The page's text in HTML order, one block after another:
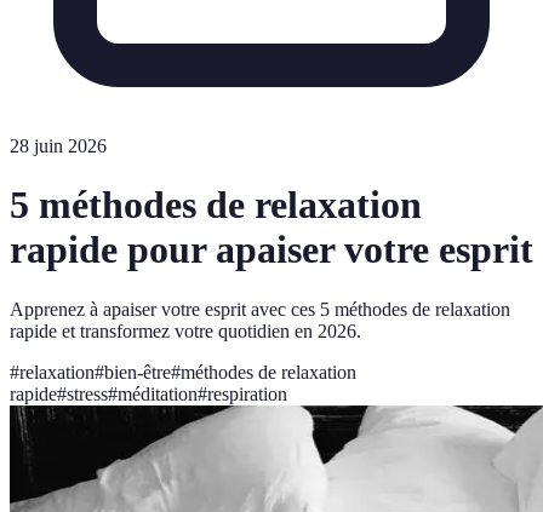
28 juin 2026
5 méthodes de relaxation
rapide pour apaiser votre esprit
Apprenez à apaiser votre esprit avec ces 5 méthodes de relaxation
rapide et transformez votre quotidien en 2026.
#relaxation#bien-être#méthodes de relaxation
rapide#stress#méditation#respiration